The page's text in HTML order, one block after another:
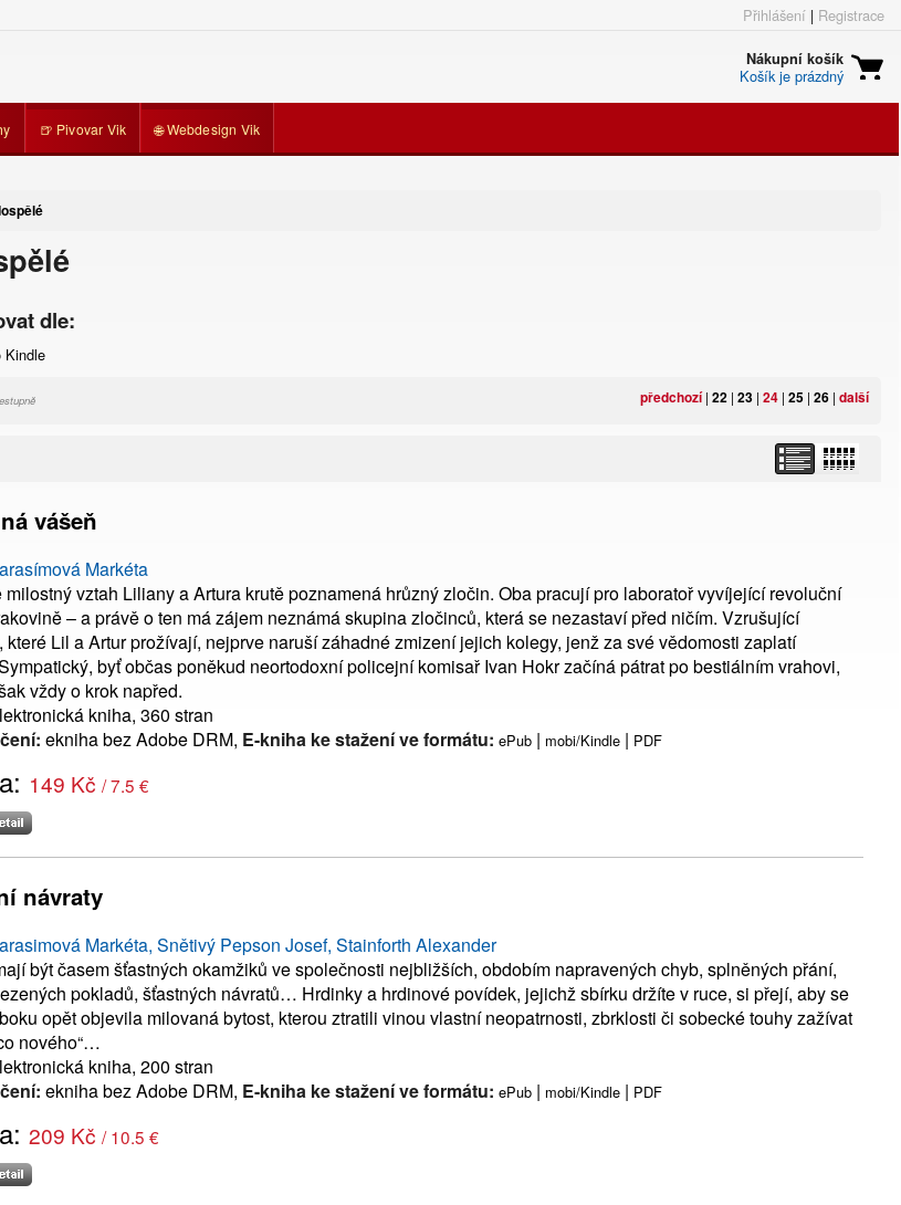
Přihlášení | Registrace
Nákupní košík
Košík je prázdný
🍺 Pivovar Vik 🌐 Webdesign Vik
dle:
Kindle
předchozí| 22 | 23 | 24 | 25 | 26 | další
vášeň
Markéta
milostný vztah Liliany a Artura krutě poznamená hrůzný zločin. Oba pracují pro laboratoř vyvíjející revoluční
– a právě o ten má zájem neznámá skupina zločinců, která se nezastaví před ničím. Vzrušující
které Lil a Artur prožívají, nejprve naruší záhadné zmizení jejich kolegy, jenž za své vědomosti zaplatí
byť občas poněkud neortodoxní policejní komisař Ivan Hokr začíná pátrat po bestiálním vrahovi,
vždy o krok napřed.
kniha, 360 stran
ekniha bez Adobe DRM, E-kniha ke stažení ve formátu: ePub | mobi/Kindle | PDF
149 Kč / 7.5 €
návraty
Markéta, Snětivý Pepson Josef, Stainforth Alexander
být časem šťastných okamžiků ve společnosti nejbližších, obdobím napravených chyb, splněných přání,
pokladů, šťastných návratů… Hrdinky a hrdinové povídek, jejichž sbírku držíte v ruce, si přejí, aby se
opět objevila milovaná bytost, kterou ztratili vinou vlastní neopatrnosti, zbrklosti či sobecké touhy zažívat
nového“…
kniha, 200 stran
ekniha bez Adobe DRM, E-kniha ke stažení ve formátu: ePub | mobi/Kindle | PDF
209 Kč / 10.5 €